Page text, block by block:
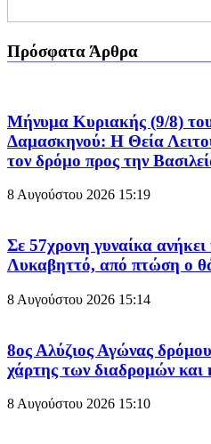
Πρόσφατα Άρθρα
Μήνυμα Κυριακής (9/8)
Δαμασκηνού: Η Θεία
τον δρόμο προς την
8 Αυγούστου 2026 15:19
Σε 57χρονη γυναίκα
Λυκαβηττό, από πτώση ο
8 Αυγούστου 2026 15:14
8ος Αλύζιος Αγώνας
χάρτης των διαδρομών
8 Αυγούστου 2026 15:10